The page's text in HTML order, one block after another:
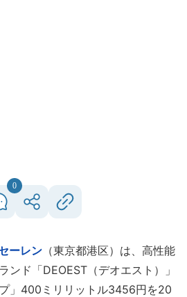
0
ーレン （東京都港区）は、高性能
ンド「DEOEST（デオエスト）」
」400ミリリットル3456円を20